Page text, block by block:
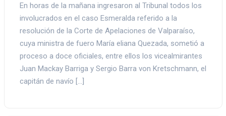
En horas de la mañana ingresaron al Tribunal todos los
involucrados en el caso Esmeralda referido a la
resolución de la Corte de Apelaciones de Valparaíso,
cuya ministra de fuero María eliana Quezada, sometió a
proceso a doce oficiales, entre ellos los vicealmirantes
Juan Mackay Barriga y Sergio Barra von Kretschmann, el
capitán de navío […]